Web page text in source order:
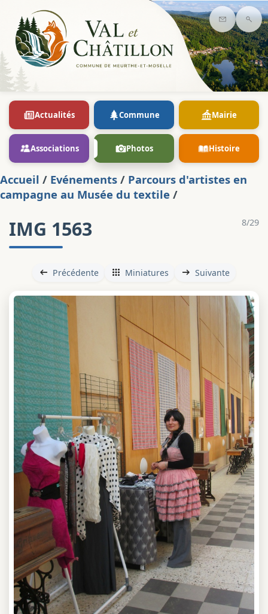
Contact
Actualités Commune Mairie
Associations Photos Histoire
Accueil / Evénements / Parcours d'artistes en
campagne au Musée du textile /
8/29
IMG 1563
Précédente Miniatures Suivante